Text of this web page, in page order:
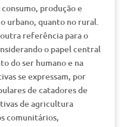
produção e
urbano, quanto no rural.
referência para o
o papel central
do ser humano e na
se expressam, por
de catadores de
de agricultura
comunitários,